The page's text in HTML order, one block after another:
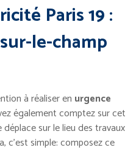
Paris 19 :
le-champ
à réaliser en urgence
également comptez sur cet
sur le lieu des travaux
c’est simple: composez ce